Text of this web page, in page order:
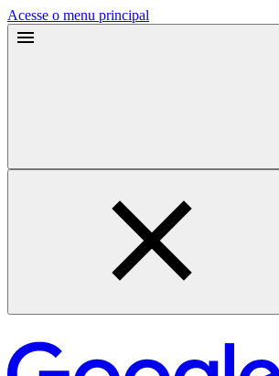
Acesse o menu principal